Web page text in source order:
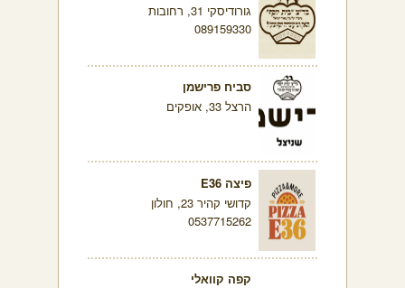
גורודיסקי 31, רחובות
089159330
סביח פרישמן
הרצל 33, אופקים
פיצה E36
קדושי קהיר 23, חולון
0537715262
קפה קוואלי